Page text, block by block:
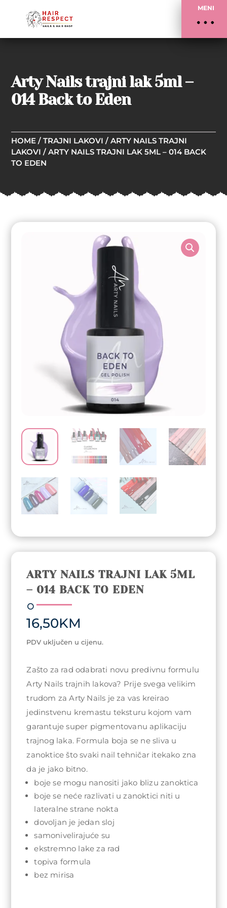
MENI
Arty Nails trajni lak 5ml –
014 Back to Eden
HOME /TRAJNI LAKOVI /ARTY NAILS TRAJNI
LAKOVI / ARTY NAILS TRAJNI LAK 5ML – 014 BACK
TO EDEN
ARTY NAILS TRAJNI LAK 5ML
– 014 BACK TO EDEN
16,50KM
PDV uključen u cijenu.
Zašto za rad odabrati novu predivnu formulu
Arty Nails trajnih lakova? Prije svega velikim
trudom za Arty Nails je za vas kreirao
jedinstvenu kremastu teksturu kojom vam
garantuje super pigmentovanu aplikaciju
trajnog laka. Formula boja se ne sliva u
zanoktice što svaki nail tehničar itekako zna
da je jako bitno.
boje se mogu nanositi jako blizu zanoktica
boje se neće razlivati u zanoktici niti u
lateralne strane nokta
dovoljan je jedan sloj
samonivelirajuće su
ekstremno lake za rad
topiva formula
bez mirisa